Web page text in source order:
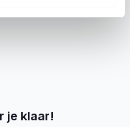
met een dubbele
wordt
in zeer breed spectrum
een probleemloze
je klaar!